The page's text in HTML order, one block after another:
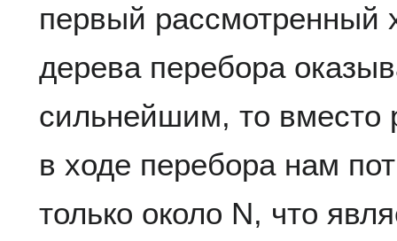
первый рассмотренный
дерева перебора
сильнейшим, то вместо
в ходе перебора нам
только около N, что